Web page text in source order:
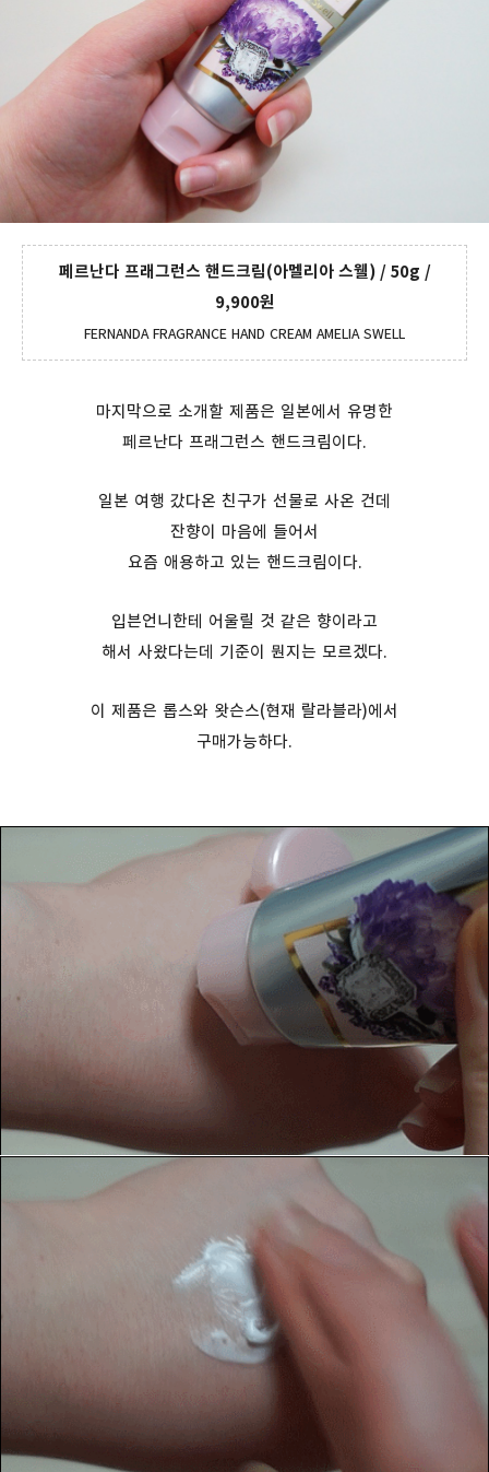
페르난다 프래그런스 핸드크림(아멜리아 스웰) / 50g /
9,900원
FERNANDA FRAGRANCE HAND CREAM AMELIA SWELL
마지막으로 소개할 제품은 일본에서 유명한
페르난다 프래그런스 핸드크림이다.
일본 여행 갔다온 친구가 선물로 사온 건데
잔향이 마음에 들어서
요즘 애용하고 있는 핸드크림이다.
입븐언니한테 어울릴 것 같은 향이라고
해서 사왔다는데 기준이 뭔지는 모르겠다.
이 제품은 롭스와 왓슨스(현재 랄라블라)에서
구매가능하다.